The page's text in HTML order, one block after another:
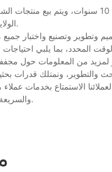
الولايات المتحدة وألمانيا واليابان وأوروبا وغيرها.
وتصنيع واختبار جميع
المحدد، بما يلبي
والتطوير، ونمتلك قدرات
الاستمتاع بخدمات عملاء
والسريعة. نرحب باستفساراتكم وزياراتكم الميدانية.